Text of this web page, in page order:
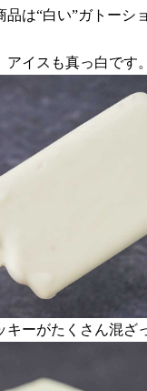
は“白い”ガトーシ
イスも真っ白です。
ーがたくさん混ざ